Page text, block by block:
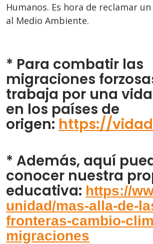
Humanos. Es hora de reclamar
al Medio Ambiente.
* Para combatir las
migraciones
trabaja por una
en los países de
origen: https://
* Además, aquí
conocer nuestra
educativa: https://
unidad/mas-alla-de-
fronteras-cambio-
migraciones